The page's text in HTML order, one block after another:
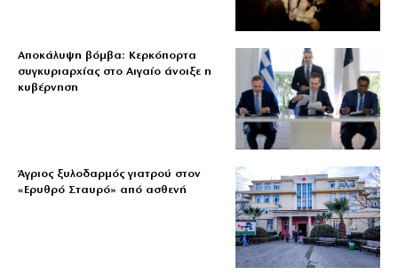
Αποκάλυψη βόμβα: Κερκόπορτα
συγκυριαρχίας στο Αιγαίο άνοιξε η
κυβέρνηση
Άγριος ξυλοδαρμός γιατρού στον
«Ερυθρό Σταυρό» από ασθενή